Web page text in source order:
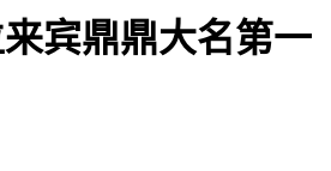
宾鼎鼎大名第一